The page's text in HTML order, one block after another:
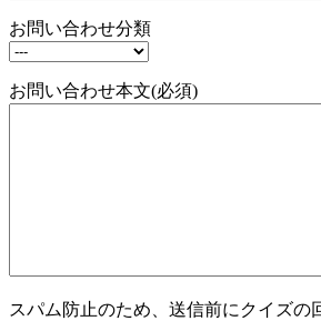
お問い合わせ分類
お問い合わせ本文(必須)
スパム防止のため、送信前にクイズの